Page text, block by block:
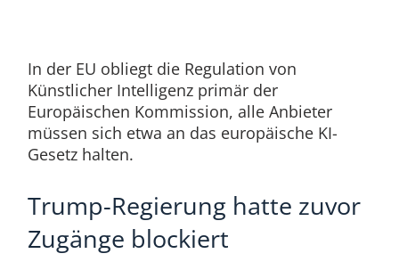
In der EU obliegt die Regulation von
Künstlicher Intelligenz primär der
Europäischen Kommission, alle Anbieter
müssen sich etwa an das europäische KI-
Gesetz halten.
Trump-Regierung hatte zuvor
Zugänge blockiert